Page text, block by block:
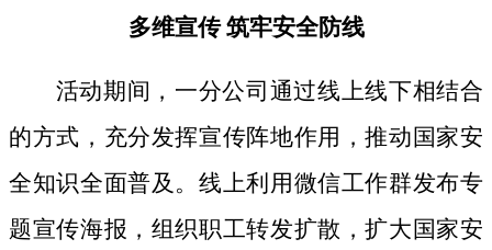
多维宣传筑牢安全防线
活动期间， 一分公司通过线上线下相结合
的方式， 充分发挥宣传阵地作用，推动国家安
全知识全面普及。线上利用微信工作群发布专
题宣传海报，组织职工转发扩散，扩大国家安